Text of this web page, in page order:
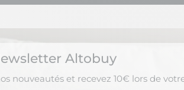
Altobuy
nouveautés et recevez 10€ lors de